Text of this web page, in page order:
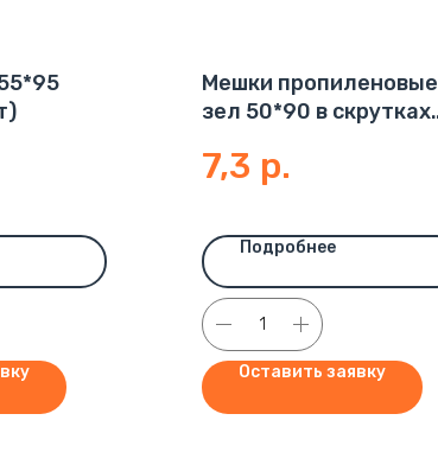
Мешки пропиленовые
зел 50*90 в скрутках
7,3 р.
Подробнее
Оставить заявку